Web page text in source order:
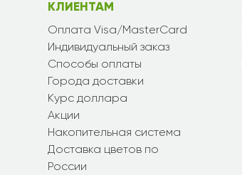
КЛИЕНТАМ
Оплата Visa/MasterCard
Индивидуальный заказ
Способы оплаты
Города доставки
Курс доллара
Акции
Накопительная система
Доставка цветов по
России